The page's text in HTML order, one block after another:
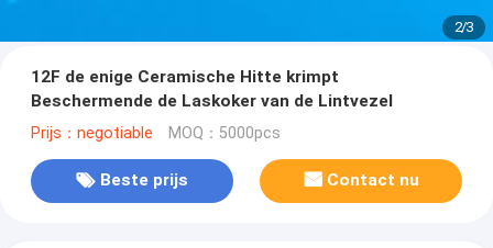
2/3
12F de enige Ceramische Hitte krimpt
Beschermende de Laskoker van de Lintvezel
Prijs：negotiable MOQ：5000pcs
Beste prijs Contact nu